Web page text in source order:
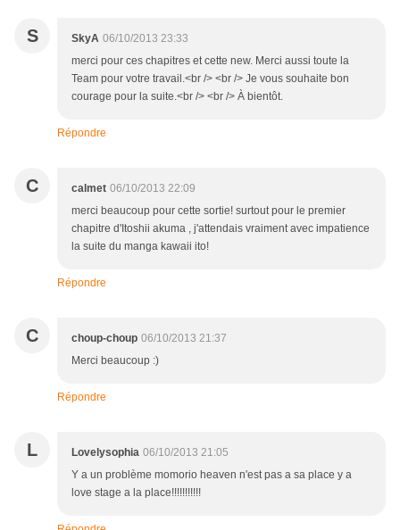
S SkyA 06/10/2013 23:33
merci pour ces chapitres et cette new. Merci aussi toute la
Team pour votre travail.<br /> <br /> Je vous souhaite bon
courage pour la suite.<br /> <br /> À bientôt.
Répondre
C calmet 06/10/2013 22:09
merci beaucoup pour cette sortie! surtout pour le premier
chapitre d'Itoshii akuma , j'attendais vraiment avec impatience
la suite du manga kawaii ito!
Répondre
C choup-choup 06/10/2013 21:37
Merci beaucoup :)
Répondre
L Lovelysophia 06/10/2013 21:05
Y a un problème momorio heaven n'est pas a sa place y a
love stage a la place!!!!!!!!!!!